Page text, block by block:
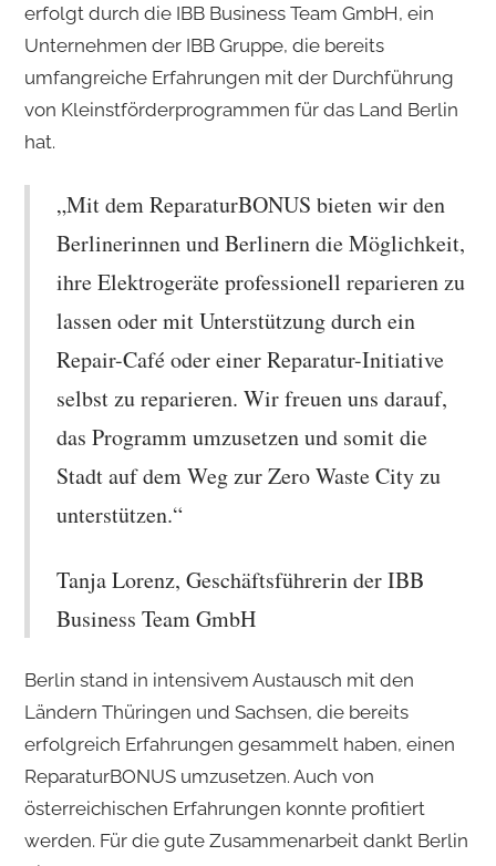
erfolgt durch die IBB Business Team GmbH, ein
Unternehmen der IBB Gruppe, die bereits
umfangreiche Erfahrungen mit der Durchführung
von Kleinstförderprogrammen für das Land Berlin
hat.
„Mit dem ReparaturBONUS bieten wir den
Berlinerinnen und Berlinern die Möglichkeit,
ihre Elektrogeräte professionell reparieren zu
lassen oder mit Unterstützung durch ein
Repair-Café oder einer Reparatur-Initiative
selbst zu reparieren. Wir freuen uns darauf,
das Programm umzusetzen und somit die
Stadt auf dem Weg zur Zero Waste City zu
unterstützen.“
Tanja Lorenz, Geschäftsführerin der IBB
Business Team GmbH
Berlin stand in intensivem Austausch mit den
Ländern Thüringen und Sachsen, die bereits
erfolgreich Erfahrungen gesammelt haben, einen
ReparaturBONUS umzusetzen. Auch von
österreichischen Erfahrungen konnte profitiert
werden. Für die gute Zusammenarbeit dankt Berlin